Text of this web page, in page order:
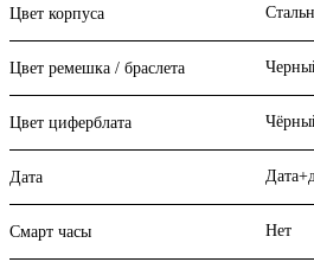
Цвет корпуса
Цвет ремешка / браслета
Цвет циферблата
Дата
Смарт часы Нет